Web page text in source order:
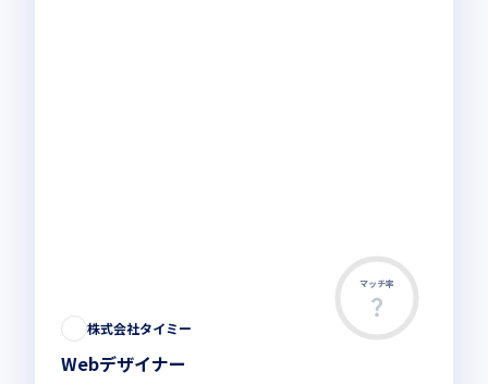
マッチ率
株式会社タイミー
Webデザイナー